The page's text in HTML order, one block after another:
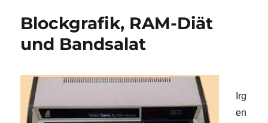
Licht
Blockgrafik, RAM-Diät
und Bandsalat
Irg
en